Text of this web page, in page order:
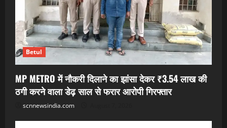
Betul
MP METRO में नौकरी दिलाने का झांसा देकर ₹3.54 लाख की
ठगी करने वाला डेढ़ साल से फरार आरोपी गिरफ्तार
scnnewsindia.com